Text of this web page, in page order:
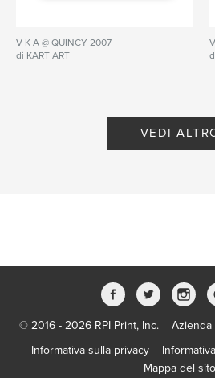
V K A @ QUINCY 2007
di KART ART
VEDI
© 2016 - 2026 RPI Print, Inc. Azienda
Informativa sulla privacy
Mappa del sito